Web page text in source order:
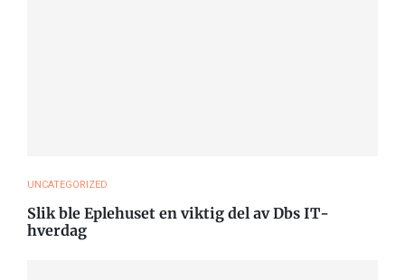
UNCATEGORIZED
Slik ble Eplehuset en viktig del av Dbs IT-
hverdag